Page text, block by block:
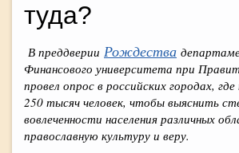
туда?
В преддверии Рождества
Финансового университета при
провел опрос в российских городах,
250 тысяч человек, чтобы выяснить
вовлеченности населения различных
православную культуру и веру.